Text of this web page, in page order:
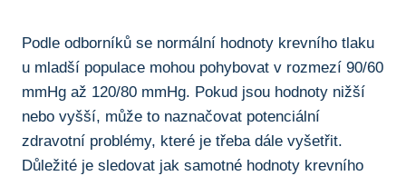
Podle odborníků se normální hodnoty krevního tlaku
u mladší populace mohou pohybovat v rozmezí 90/60
mmHg až 120/80 mmHg. Pokud jsou hodnoty nižší
nebo vyšší, může to naznačovat potenciální
zdravotní problémy, které je třeba dále vyšetřit.
Důležité je sledovat jak samotné hodnoty krevního